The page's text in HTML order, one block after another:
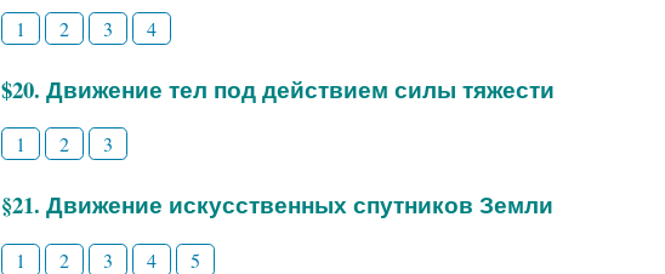
1 2 3 4
$20. Движение тел под действием силы тяжести
1 2 3
§21. Движение искусственных спутников Земли
1 2 3 4 5